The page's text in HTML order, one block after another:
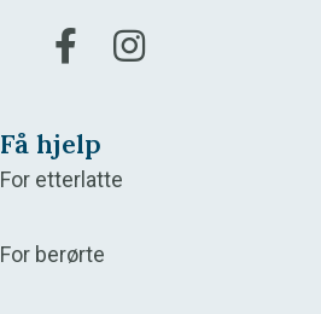
Gå til vår Facebook
Gå til vår Instagram
Få hjelp
For etterlatte
For berørte